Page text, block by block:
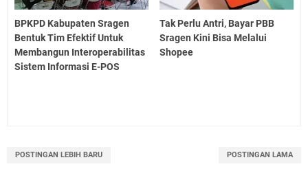
BPKPD Kabupaten Sragen
Bentuk Tim Efektif Untuk
Membangun Interoperabilitas
Sistem Informasi E-POS
Tak Perlu Antri, Bayar PBB
Sragen Kini Bisa Melalui
Shopee
POSTINGAN LEBIH BARU POSTINGAN LAMA